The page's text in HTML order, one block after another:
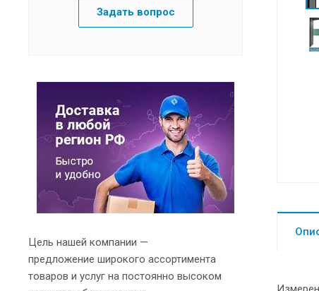
Задать вопрос
Цель нашей компании —
предложение широкого ассортимента
товаров и услуг на постоянно высоком